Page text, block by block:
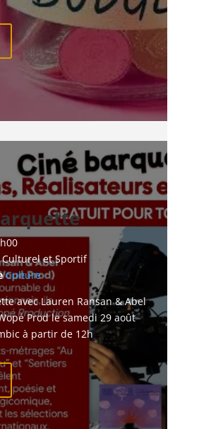
Culturel et Sportif
Culture
avec Lauren Ransan & Abel
Prod le samedi 29 août
à partir de 12h